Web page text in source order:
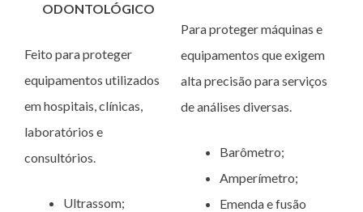
ODONTOLÓGICO
Feito para proteger
equipamentos utilizados
em hospitais, clínicas,
laboratórios e
consultórios.
Ultrassom;
Para proteger máquinas e
equipamentos que exigem
alta precisão para serviços
de análises diversas.
Barômetro;
Amperímetro;
Emenda e fusão